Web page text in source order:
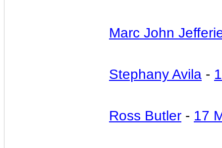
Marc John
Stephany Avila -
Ross Butler - 17